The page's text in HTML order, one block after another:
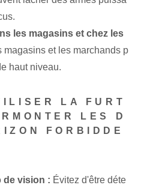
les magasins et chez les
magasins et les marchands p
haut niveau.
LA FURT
LES D
FORBIDDE
de vision : Évitez d'être déte